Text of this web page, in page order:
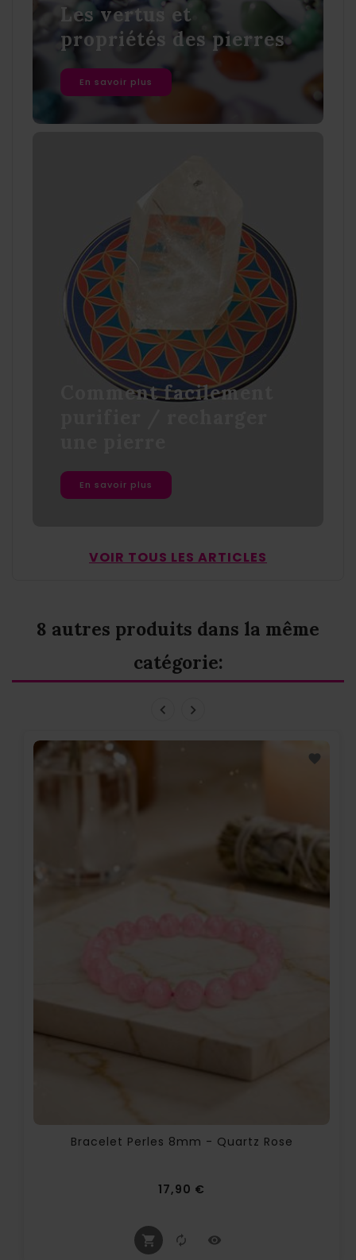
Les vertus et
propriétés des pierres
En savoir plus
Comment facilement
En savoir plus
VOIR TOUS LES ARTICLES
8 autres produits dans la même
catégorie:
Bracelet Perles 8mm - Quartz Rose
17,90 €